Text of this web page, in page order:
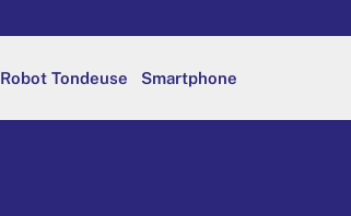
Robot Tondeuse Smartphone